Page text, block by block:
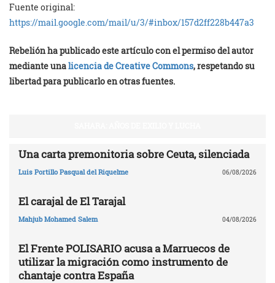
Fuente original:
https://mail.google.com/mail/u/3/#inbox/157d2ff228b447a3
Rebelión ha publicado este artículo con el permiso del autor
mediante unalicencia de Creative Commons, respetando su
libertad para publicarlo en otras fuentes.
Una carta premonitoria sobre Ceuta, silenciada
Luis Portillo Pasqual del Riquelme 06/08/2026
El carajal de El Tarajal
Mahjub Mohamed Salem 04/08/2026
El Frente POLISARIO acusa a Marruecos de
utilizar la migración como instrumento de
chantaje contra España